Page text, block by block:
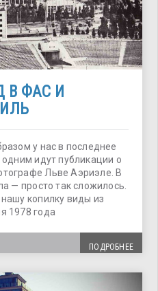
В ФАС И
у нас в последнее
идут публикации о
Льве Аэриэле. В
— просто так сложилось.
копилку виды из
1978 года
ПОДРОБНЕЕ